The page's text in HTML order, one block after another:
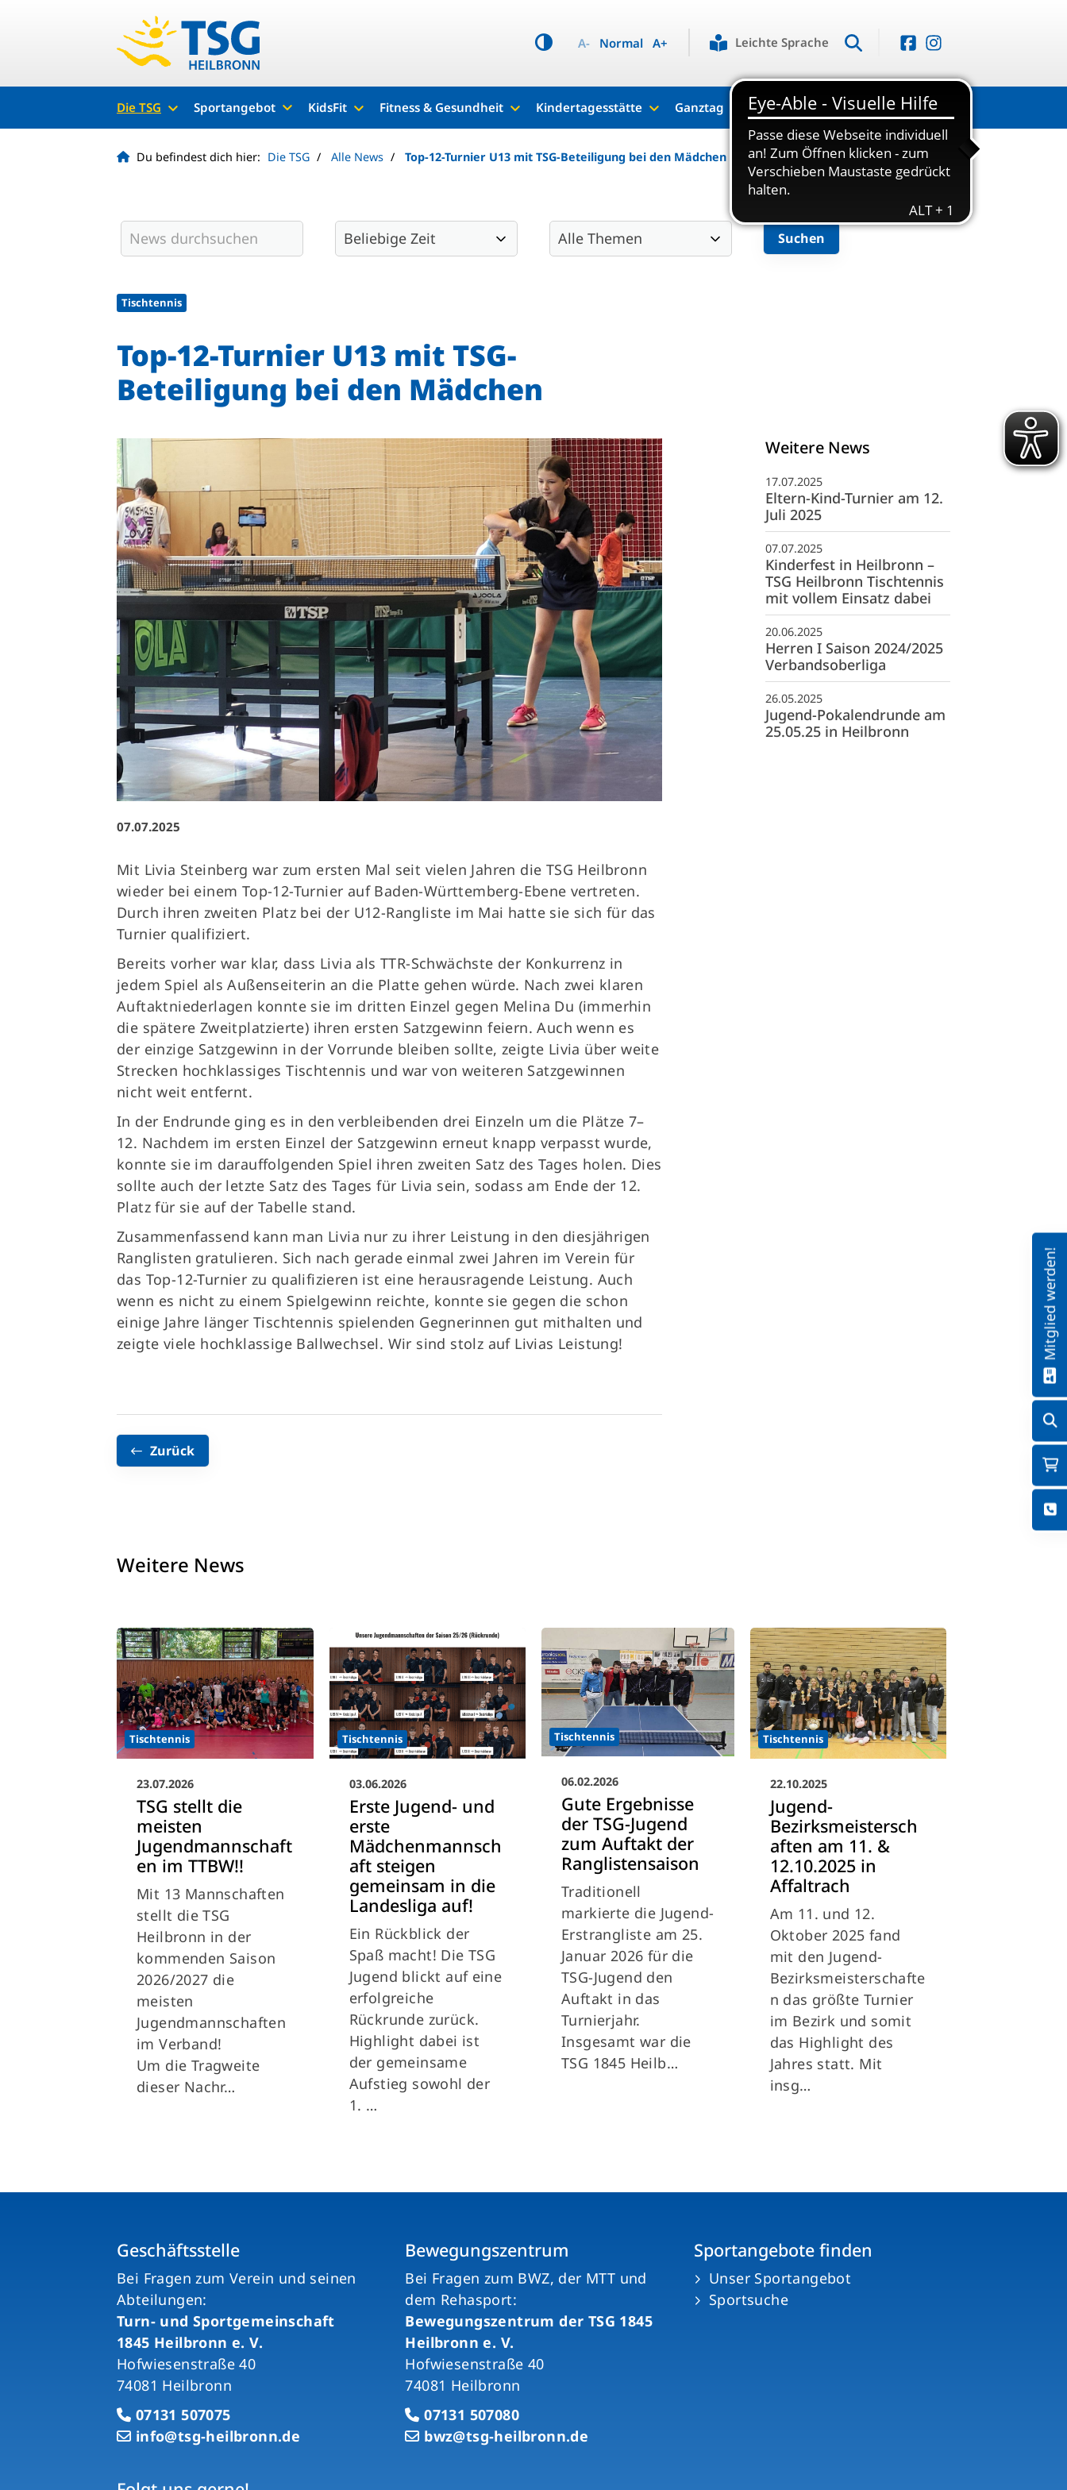
A- Normal A+ Leichte Sprache
Die TSG Sportangebot KidsFit Fitness & Gesundheit Kindertagesstätte Ganztag Kontakt
Du befindest dich hier: Die TSG Alle News Top-12-Turnier U13 mit TSG-Beteiligung bei den Mädchen
Tischtennis
Top-12-Turnier U13 mit TSG-
Beteiligung bei den Mädchen
07.07.2025
Mit Livia Steinberg war zum ersten Mal seit vielen Jahren die TSG Heilbronn
wieder bei einem Top-12-Turnier auf Baden-Württemberg-Ebene vertreten.
Durch ihren zweiten Platz bei der U12-Rangliste im Mai hatte sie sich für das
Turnier qualifiziert.
Bereits vorher war klar, dass Livia als TTR-Schwächste der Konkurrenz in
jedem Spiel als Außenseiterin an die Platte gehen würde. Nach zwei klaren
Auftaktniederlagen konnte sie im dritten Einzel gegen Melina Du (immerhin
die spätere Zweitplatzierte) ihren ersten Satzgewinn feiern. Auch wenn es
der einzige Satzgewinn in der Vorrunde bleiben sollte, zeigte Livia über weite
Strecken hochklassiges Tischtennis und war von weiteren Satzgewinnen
nicht weit entfernt.
In der Endrunde ging es in den verbleibenden drei Einzeln um die Plätze 7–
12. Nachdem im ersten Einzel der Satzgewinn erneut knapp verpasst wurde,
konnte sie im darauffolgenden Spiel ihren zweiten Satz des Tages holen. Dies
sollte auch der letzte Satz des Tages für Livia sein, sodass am Ende der 12.
Platz für sie auf der Tabelle stand.
Zusammenfassend kann man Livia nur zu ihrer Leistung in den diesjährigen
Ranglisten gratulieren. Sich nach gerade einmal zwei Jahren im Verein für
das Top-12-Turnier zu qualifizieren ist eine herausragende Leistung. Auch
wenn es nicht zu einem Spielgewinn reichte, konnte sie gegen die schon
einige Jahre länger Tischtennis spielenden Gegnerinnen gut mithalten und
zeigte viele hochklassige Ballwechsel. Wir sind stolz auf Livias Leistung!
Zurück
Weitere News
17.07.2025
Eltern-Kind-Turnier am 12.
Juli 2025
07.07.2025
Kinderfest in Heilbronn –
TSG Heilbronn Tischtennis
mit vollem Einsatz dabei
20.06.2025
Herren I Saison 2024/2025
Verbandsoberliga
26.05.2025
Jugend-Pokalendrunde am
25.05.25 in Heilbronn
Weitere News
Tischtennis
23.07.2026
TSG stellt die
meisten
Jugendmannschaft
en im TTBW!!
Mit 13 Mannschaften
stellt die TSG
Heilbronn in der
kommenden Saison
2026/2027 die
meisten
Jugendmannschaften
im Verband!
Um die Tragweite
dieser Nachr…
Tischtennis
03.06.2026
Erste Jugend- und
erste
Mädchenmannsch
aft steigen
gemeinsam in die
Landesliga auf!
Ein Rückblick der
Spaß macht! Die TSG
Jugend blickt auf eine
erfolgreiche
Rückrunde zurück.
Highlight dabei ist
der gemeinsame
Aufstieg sowohl der
1. …
Tischtennis
06.02.2026
Gute Ergebnisse
der TSG-Jugend
zum Auftakt der
Ranglistensaison
Traditionell
markierte die Jugend-
Erstrangliste am 25.
Januar 2026 für die
TSG-Jugend den
Auftakt in das
Turnierjahr.
Insgesamt war die
TSG 1845 Heilb…
Tischtennis
22.10.2025
Jugend-
Bezirksmeistersch
aften am 11. &
12.10.2025 in
Affaltrach
Am 11. und 12.
Oktober 2025 fand
mit den Jugend-
Bezirksmeisterschafte
n das größte Turnier
im Bezirk und somit
das Highlight des
Jahres statt. Mit
insg…
Geschäftsstelle
Bei Fragen zum Verein und seinen
Abteilungen:
Turn- und Sportgemeinschaft
1845 Heilbronn e. V.
Hofwiesenstraße 40
74081 Heilbronn
07131 507075
info@tsg-heilbronn.de
Bewegungszentrum
Bei Fragen zum BWZ, der MTT und
dem Rehasport:
Bewegungszentrum der TSG 1845
Heilbronn e. V.
Hofwiesenstraße 40
74081 Heilbronn
07131 507080
bwz@tsg-heilbronn.de
Sportangebote finden
Unser Sportangebot
Sportsuche
Mitglied werden!
Quicklinks
Sportangebote finden
Unser Sportangebot
Sportsuche
Ausfälle und Vertretungen
Deutsches Sportabzeichen
Mitglieder-Service
Alles zur Mitgliedschaft
Downloads
Termine
Fragen & Antworten
Geschäftsstelle
TSG 1845 Heilbronn e. V.
Hofwiesenstraße 40
74081 Heilbronn
07131 507075
info@tsg-heilbronn.de